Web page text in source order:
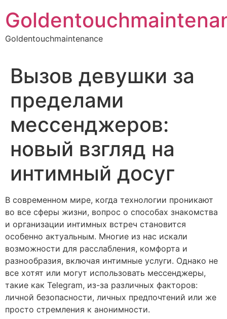
to
content
Goldentouchmaintenance
Вызов девушки за
пределами
мессенджеров:
новый взгляд на
интимный досуг
В современном мире, когда технологии проникают
во все сферы жизни, вопрос о способах знакомства
и организации интимных встреч становится
особенно актуальным. Многие из нас искали
возможности для расслабления, комфорта и
разнообразия, включая интимные услуги. Однако не
все хотят или могут использовать мессенджеры,
такие как Telegram, из-за различных факторов:
личной безопасности, личных предпочтений или же
просто стремления к анонимности.